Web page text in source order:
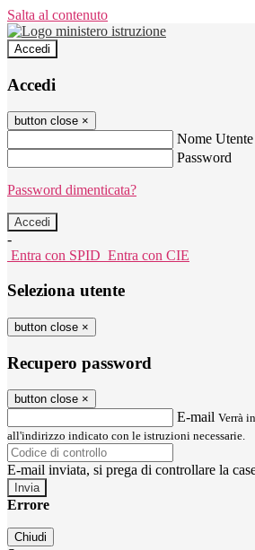
Salta al contenuto
Accedi
Accedi
button close ×
Nome Utente
Password
Password dimenticata?
-
Entra con SPID Entra con CIE
Seleziona utente
button close ×
Recupero password
button close ×
E-mail Verrà
all'indirizzo indicato con le istruzioni necessarie.
E-mail inviata, si prega di controllare la
Errore
Chiudi